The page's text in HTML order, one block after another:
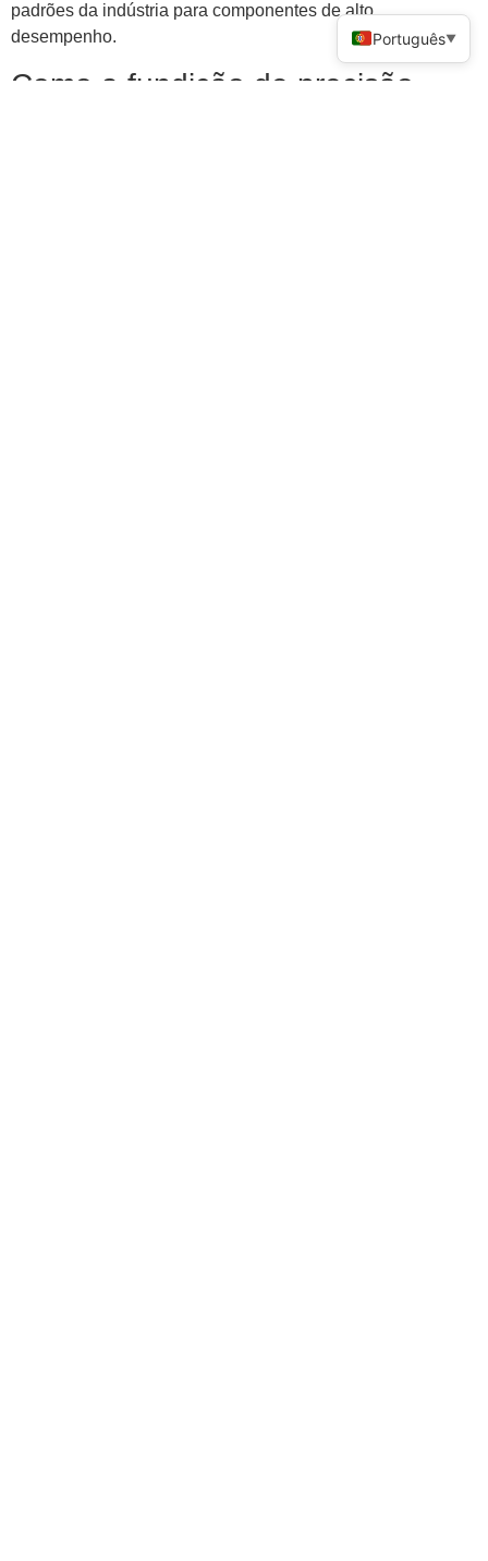
padrões da indústria para componentes de alto
desempenho.
Como a fundição de precisão
Português▼